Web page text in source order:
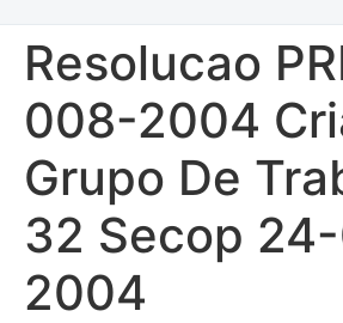
Resolucao
008-2004
Grupo De
32 Secop
2004